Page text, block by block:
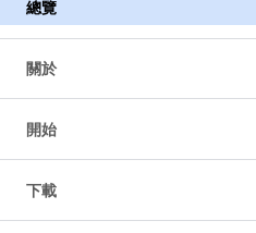
總覽
關於
開始
下載